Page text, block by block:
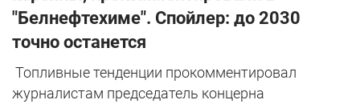
"Белнефтехиме". Спойлер: до 2030
точно останется
Топливные тенденции прокомментировал
журналистам председатель концерна